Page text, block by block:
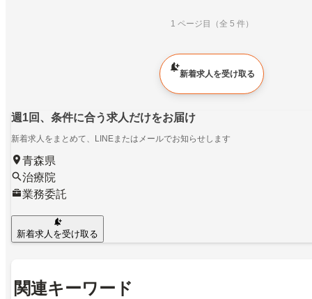
1 ページ目（全 5 件）
新着求人を受け取る
週1回、条件に合う求人だけをお届け
新着求人をまとめて、LINEまたはメールでお知らせします
青森県
治療院
業務委託
新着求人を受け取る
関連キーワード